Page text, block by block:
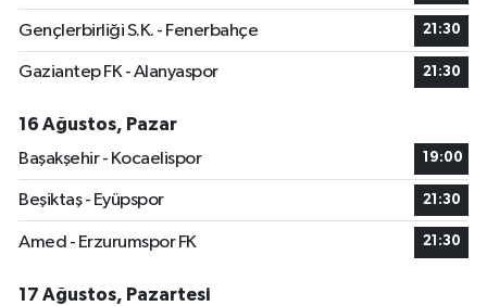
Gençlerbirliği S.K. - Fenerbahçe 21:30
Gaziantep FK - Alanyaspor 21:30
16 Ağustos, Pazar
Başakşehir - Kocaelispor
19:00
Beşiktaş - Eyüpspor 21:30
Amed - Erzurumspor FK 21:30
17 Ağustos, Pazartesi